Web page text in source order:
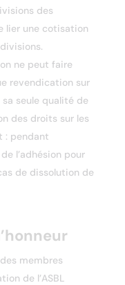
des
lier une cotisation
ne peut faire
revendication sur
sa seule qualité de
des droits sur les
: pendant
l’adhésion pour
de dissolution de
membres
de l’ASBL